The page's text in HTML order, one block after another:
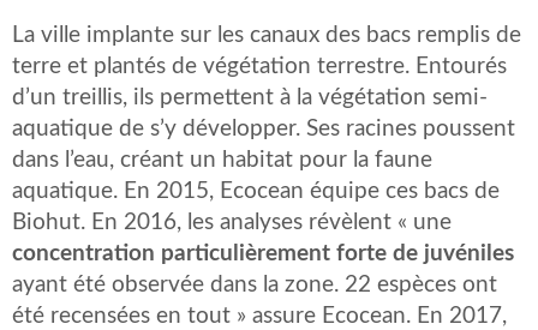
La ville implante sur les canaux des bacs remplis de
terre et plantés de végétation terrestre. Entourés
d’un treillis, ils permettent à la végétation semi-
aquatique de s’y développer. Ses racines poussent
dans l’eau, créant un habitat pour la faune
aquatique. En 2015, Ecocean équipe ces bacs de
Biohut. En 2016, les analyses révèlent « une
concentration particulièrement forte de juvéniles
ayant été observée dans la zone. 22 espèces ont
été recensées en tout » assure Ecocean. En 2017,